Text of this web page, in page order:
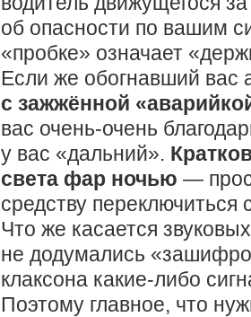
об опасности по вашим
«пробке» означает
Если же обогнавший вас
с зажжённой
вас очень-очень
у вас «дальний».
света фар ночью —
средству
Что же касается
не додумались
клаксона какие-либо
Поэтому главное, что